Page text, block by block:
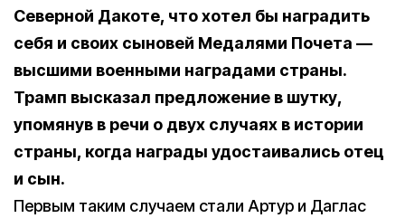
Северной Дакоте, что хотел бы наградить
себя и своих сыновей Медалями Почета —
высшими военными наградами страны.
Трамп высказал предложение в шутку,
упомянув в речи о двух случаях в истории
страны, когда награды удостаивались отец
и сын.
Первым таким случаем стали Артур и Даглас